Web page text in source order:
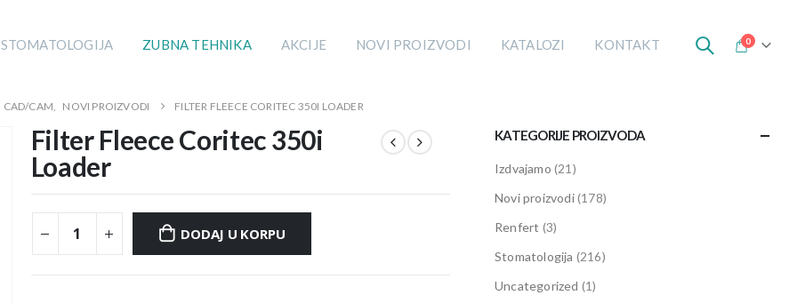
STOMATOLOGIJA ZUBNA TEHNIKA AKCIJE NOVI PROIZVODI KATALOZI KONTAKT 0
CAD/CAM, NOVI PROIZVODI FILTER FLEECE CORITEC 350I LOADER
Filter Fleece Coritec 350i
Loader
DODAJ U KORPU
KATEGORIJE PROIZVODA
Izdvajamo (21)
Novi proizvodi(178)
Renfert (3)
Stomatologija (216)
Uncategorized (1)